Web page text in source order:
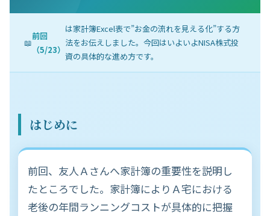
📖
前回
（5/23）
は家計簿Excel表で”お金の流れを見える化”する方
法をお伝えしました。今回はいよいよNISA株式投
資の具体的な進め方です。
はじめに
前回、友人Ａさんへ家計簿の重要性を説明し
たところでした。家計簿によりＡ宅における
老後の年間ランニングコストが具体的に把握